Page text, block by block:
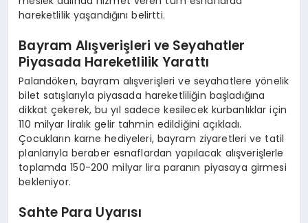
hareketlilik yaşandığını belirtti.
Bayram Alışverişleri ve Seyahatler
Piyasada Hareketlilik Yarattı
Palandöken, bayram alışverişleri ve seyahatlere yönelik
bilet satışlarıyla piyasada hareketliliğin başladığına
dikkat çekerek, bu yıl sadece kesilecek kurbanlıklar için
110 milyar liralık gelir tahmin edildiğini açıkladı.
Çocukların karne hediyeleri, bayram ziyaretleri ve tatil
planlarıyla beraber esnaflardan yapılacak alışverişlerle
toplamda 150-200 milyar lira paranın piyasaya girmesi
bekleniyor.
Sahte Para Uyarısı